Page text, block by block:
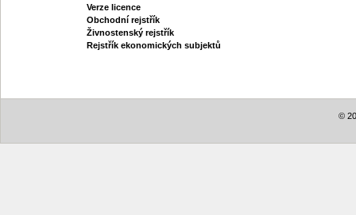
Verze licence
Obchodní rejstřík
Živnostenský rejstřík
Rejstřík ekonomických subjektů
©